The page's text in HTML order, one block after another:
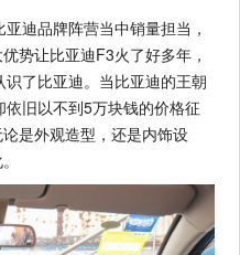
迪品牌阵营当中销量担当，
势让比亚迪F3火了好多年，
了比亚迪。当比亚迪的王朝
旧以不到5万块钱的价格征
是外观造型，还是内饰设